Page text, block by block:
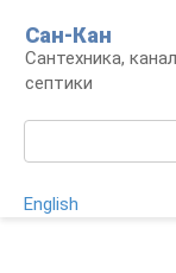
контенту
Сан-Кан
Сантехника,
септики
English